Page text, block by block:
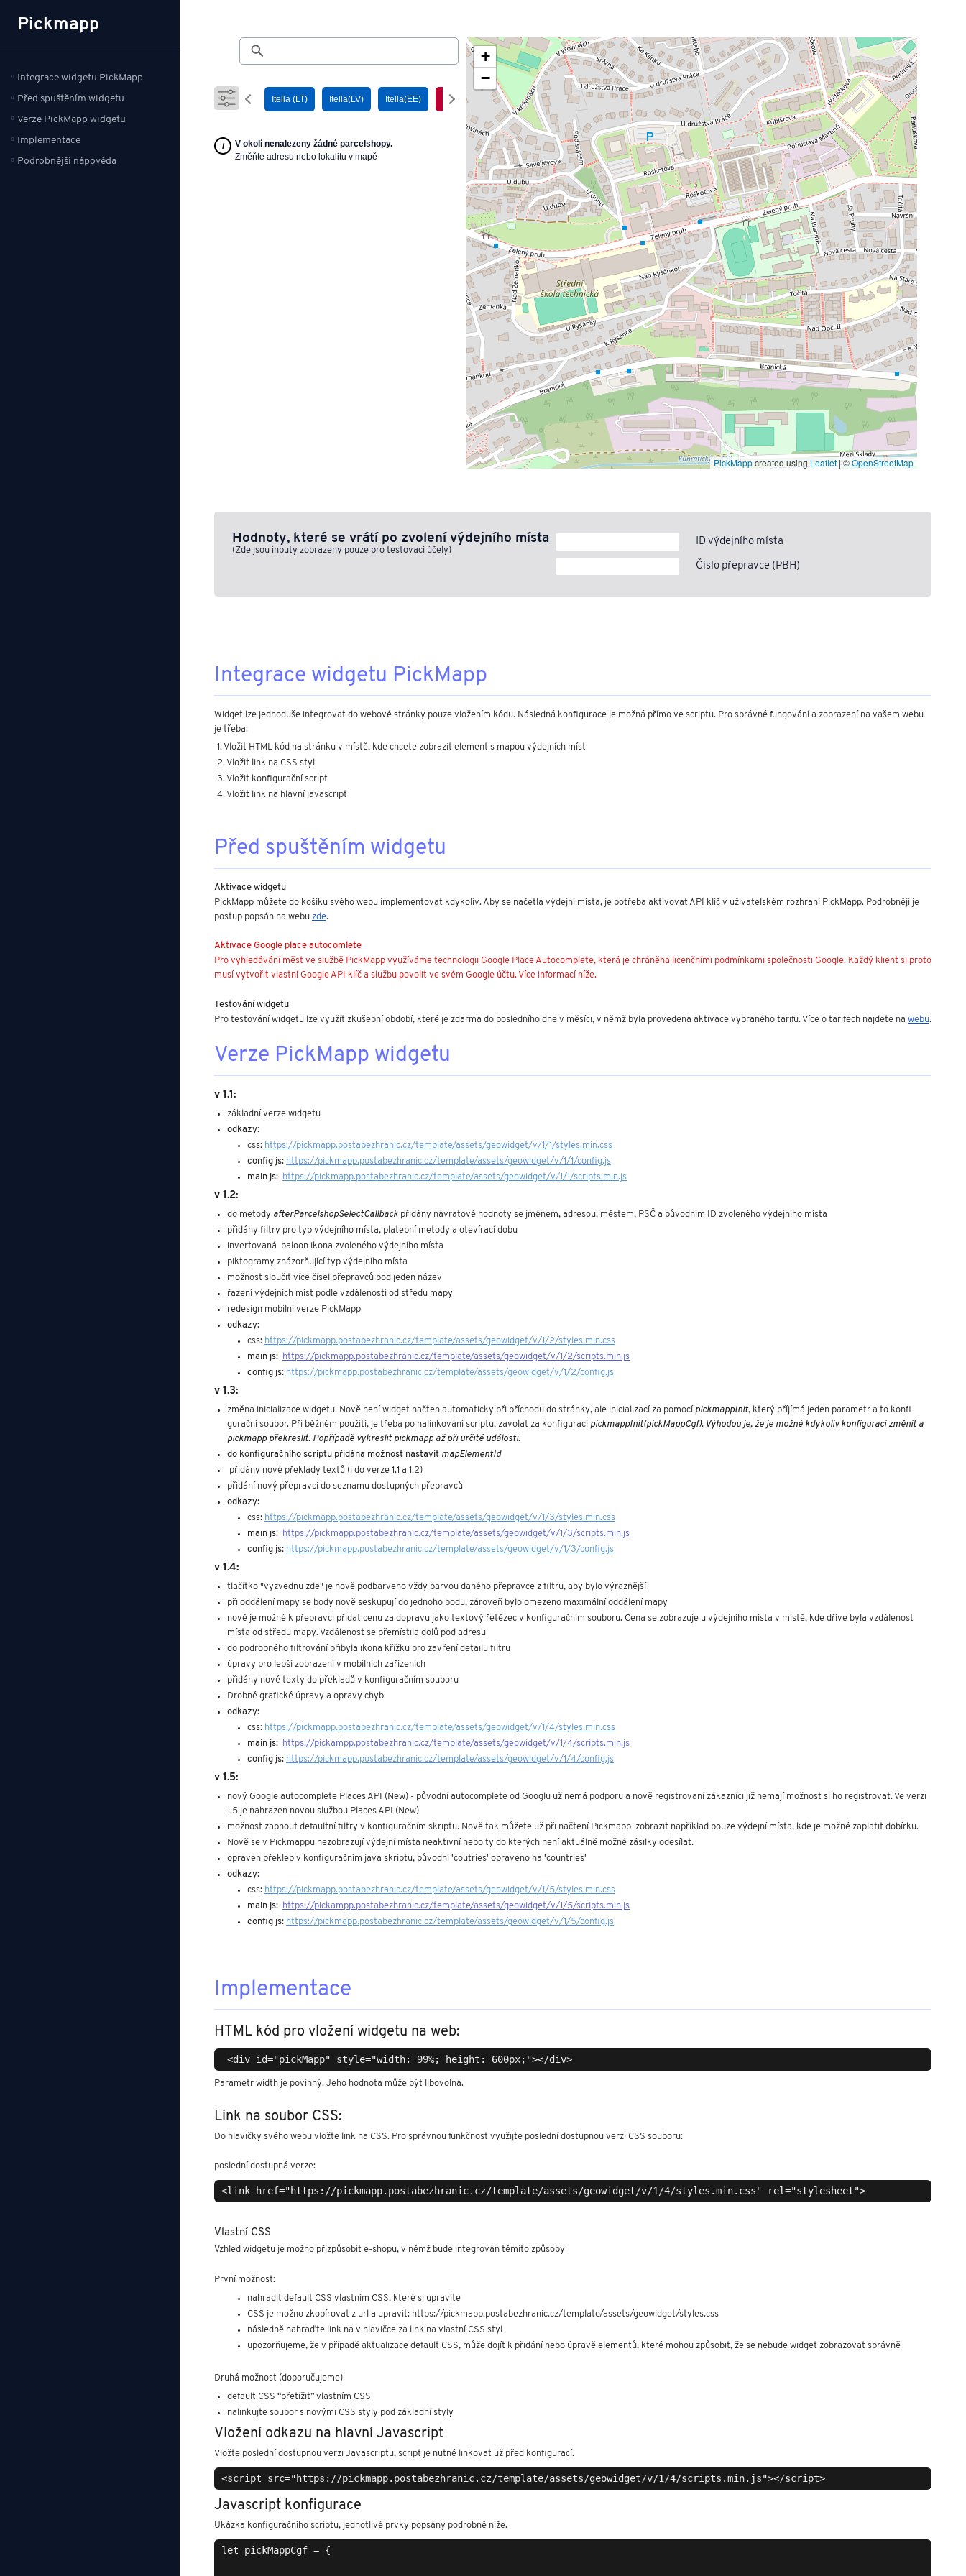
Itella (LT) Itella(LV) Itella(EE) DPD(EE) DPD(LT) DPD(LV)
V okolí nenalezeny žádné parcelshopy.
Změňte adresu nebo lokalitu v mapě
+
−
PickMappcreated using Leaflet |©OpenStreetMap
Hodnoty, které se vrátí po zvolení výdejního místa
(Zde jsou inputy zobrazeny pouze pro testovací účely)
ID výdejního místa
Číslo přepravce (PBH)
Pickmapp
Integrace widgetu PickMapp
Před spuštěním widgetu
Verze PickMapp widgetu
Implementace
Podrobnější nápověda
Integrace widgetu PickMapp
Widget lze jednoduše integrovat do webové stránky pouze vložením kódu. Následná konfigurace je možná přímo ve scriptu. Pro správné fungování a zobrazení na vašem webu
je třeba:
Vložit HTML kód na stránku v místě, kde chcete zobrazit element s mapou výdejních míst
Vložit link na CSS styl
Vložit konfigurační script
Vložit link na hlavní javascript
Před spuštěním widgetu
Aktivace widgetu
PickMapp můžete do košíku svého webu implementovat kdykoliv. Aby se načetla výdejní místa, je potřeba aktivovat API klíč v uživatelském rozhraní PickMapp. Podrobněji je
postup popsán na webu zde.
Aktivace Google place autocomlete
Pro vyhledávání měst ve službě PickMapp využíváme technologii Google Place Autocomplete, která je chráněna licenčními podmínkami společnosti Google. Každý klient si proto
musí vytvořit vlastní Google API klíč a službu povolit ve svém Google účtu. Více informací níže.
Testování widgetu
Pro testování widgetu lze využít zkušební období, které je zdarma do posledního dne v měsíci, v němž byla provedena aktivace vybraného tarifu. Více o tarifech najdete na webu.
Verze PickMapp widgetu
v 1.1:
základní verze widgetu
odkazy:
css: https://pickmapp.postabezhranic.cz/template/assets/geowidget/v/1/1/styles.min.css
config js: https://pickmapp.postabezhranic.cz/template/assets/geowidget/v/1/1/config.js
main js:
https://pickmapp.postabezhranic.cz/template/assets/geowidget/v/1/1/scripts.min.js
v 1.2:
do metody afterParcelshopSelectCallback přidány návratové hodnoty se jménem, adresou, městem, PSČ a původním ID zvoleného výdejního místa
přidány filtry pro typ výdejního místa, platební metody a otevírací dobu
invertovaná  baloon ikona zvoleného výdejního místa
piktogramy znázorňující typ výdejního místa
možnost sloučit více čísel přepravců pod jeden název
řazení výdejních míst podle vzdálenosti od středu mapy
redesign mobilní verze PickMapp
odkazy:
css: https://pickmapp.postabezhranic.cz/template/assets/geowidget/v/1/2/styles.min.css
main js:
https://pickmapp.postabezhranic.cz/template/assets/geowidget/v/1/2/scripts.min.js
config js: https://pickmapp.postabezhranic.cz/template/assets/geowidget/v/1/2/config.js
v 1.3:
změna inicializace widgetu. Nově není widget načten automaticky při příchodu do stránky, ale inicializací za pomocí pickmappInit, který příjímá jeden parametr a to konfi
gurační soubor. Při běžném použití, je třeba po nalinkování scriptu, zavolat za konfigurací pickmappInit(pickMappCgf). Výhodou je, že je možné kdykoliv konfiguraci změnit a
pickmapp překreslit. Popřípadě vykreslit pickmapp až při určité události.
do konfiguračního scriptu přidána možnost nastavit mapElementId
přidány nové překlady textů (i do verze 1.1 a 1.2)
přidání nový přepravci do seznamu dostupných přepravců
odkazy:
css: https://pickmapp.postabezhranic.cz/template/assets/geowidget/v/1/3/styles.min.css
main js:
https://pickmapp.postabezhranic.cz/template/assets/geowidget/v/1/3/scripts.min.js
config js: https://pickmapp.postabezhranic.cz/template/assets/geowidget/v/1/3/config.js
v 1.4:
tlačítko "vyzvednu zde" je nově podbarveno vždy barvou daného přepravce z filtru, aby bylo výraznější
při oddálení mapy se body nově seskupují do jednoho bodu, zároveň bylo omezeno maximální oddálení mapy
nově je možné k přepravci přidat cenu za dopravu jako textový řetězec v konfiguračním souboru. Cena se zobrazuje u výdejního místa v místě, kde dříve byla vzdálenost
místa od středu mapy. Vzdálenost se přemístila dolů pod adresu
do podrobného filtrování přibyla ikona křížku pro zavření detailu filtru
úpravy pro lepší zobrazení v mobilních zařízeních
přidány nové texty do překladů v konfiguračním souboru
Drobné grafické úpravy a opravy chyb
odkazy:
css: https://pickmapp.postabezhranic.cz/template/assets/geowidget/v/1/4/styles.min.css
main js:
https://pickampp.postabezhranic.cz/template/assets/geowidget/v/1/4/scripts.min.js
config js: https://pickmapp.postabezhranic.cz/template/assets/geowidget/v/1/4/config.js
v 1.5:
nový Google autocomplete Places API (New) - původní autocomplete od Googlu už nemá podporu a nově registrovaní zákazníci již nemají možnost si ho registrovat. Ve verzi
1.5 je nahrazen novou službou Places API (New)
možnost zapnout defaultní filtry v konfiguračním skriptu. Nově tak můžete už při načtení Pickmapp  zobrazit například pouze výdejní místa, kde je možné zaplatit dobírku.
Nově se v Pickmappu nezobrazují výdejní místa neaktivní nebo ty do kterých není aktuálně možné zásilky odesílat.
opraven překlep v konfiguračním java skriptu, původní 'coutries' opraveno na 'countries'
odkazy:
css: https://pickmapp.postabezhranic.cz/template/assets/geowidget/v/1/5/styles.min.css
main js:
https://pickampp.postabezhranic.cz/template/assets/geowidget/v/1/5/scripts.min.js
config js: https://pickmapp.postabezhranic.cz/template/assets/geowidget/v/1/5/config.js
Implementace
HTML kód pro vložení widgetu na web:
Parametr width je povinný. Jeho hodnota může být libovolná.
Link na soubor CSS:
Do hlavičky svého webu vložte link na CSS. Pro správnou funkčnost využijte poslední dostupnou verzi CSS souboru:
poslední dostupná verze:
Vlastní CSS
Vzhled widgetu je možno přizpůsobit e-shopu, v němž bude integrován těmito způsoby
První možnost:
nahradit default CSS vlastním CSS, které si upravíte
CSS je možno zkopírovat z url a upravit: https://pickmapp.postabezhranic.cz/template/assets/geowidget/styles.css
následně nahraďte link na v hlavičce za link na vlastní CSS styl
upozorňujeme, že v případě aktualizace default CSS, může dojít k přidání nebo úpravě elementů, které mohou způsobit, že se nebude widget zobrazovat správně
Druhá možnost (doporučujeme)
default CSS “přetížit” vlastním CSS
nalinkujte soubor s novými CSS styly pod základní styly
Vložení odkazu na hlavní Javascript
Vložte poslední dostupnou verzi Javascriptu, script je nutné linkovat už před konfigurací.
Javascript konfigurace
Ukázka konfiguračního scriptu, jednotlivé prvky popsány podrobně níže.
let pickMappCgf = {